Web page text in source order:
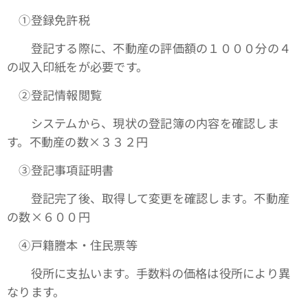
①登録免許税
登記する際に、不動産の評価額の１０００分の４
の収入印紙をが必要です。
➁登記情報閲覧
システムから、現状の登記簿の内容を確認しま
す。不動産の数×３３２円
③登記事項証明書
登記完了後、取得して変更を確認します。不動産
の数×６００円
④戸籍謄本・住民票等
役所に支払います。手数料の価格は役所により異
なります。